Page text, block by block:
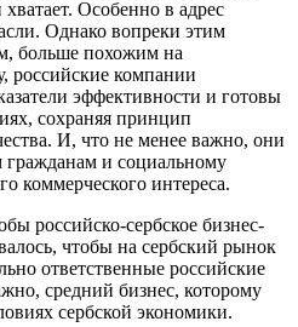
Особенно в адрес
Однако вопреки этим
больше похожим на
российские компании
эффективности и готовы
сохраняя принцип
И, что не менее важно, они
и социальному
коммерческого интереса.
российско-сербское бизнес-
чтобы на сербский рынок
ответственные российские
средний бизнес, которому
сербской экономики.